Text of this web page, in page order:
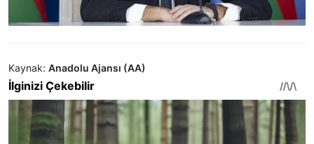
Kaynak: Anadolu Ajansı (AA)